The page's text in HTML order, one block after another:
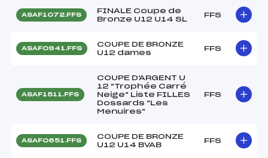
ASAF1072.FFS
FINALE Coupe de
Bronze U12 U14 SL
FFS
ASAF0941.FFS
COUPE DE BRONZE
U12 dames
FFS
ASAF1511.FFS
COUPE D'ARGENT U
12 "Trophée Carré
Neige" Liste FILLES
Dossards "Les
Menuires"
FFS
ASAF0651.FFS
COUPE DE BRONZE
U12 U14 BVAB
FFS